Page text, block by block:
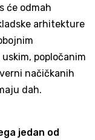
će odmah
arhitekture
popločanim
načičkanih
dah.
jedan od